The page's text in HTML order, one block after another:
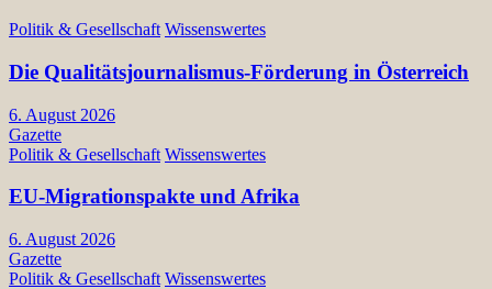
Politik & Gesellschaft Wissenswertes
Die Qualitätsjournalismus-Förderung in Österreich
6. August 2026
Gazette
Politik & Gesellschaft Wissenswertes
EU-Migrationspakte und Afrika
6. August 2026
Gazette
Politik & Gesellschaft Wissenswertes